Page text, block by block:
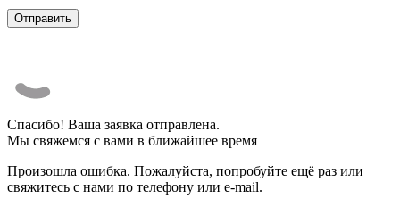
Спасибо! Ваша заявка отправлена.
Мы свяжемся с вами в ближайшее время
Произошла ошибка. Пожалуйста, попробуйте ещё раз или
свяжитесь с нами по телефону или e-mail.